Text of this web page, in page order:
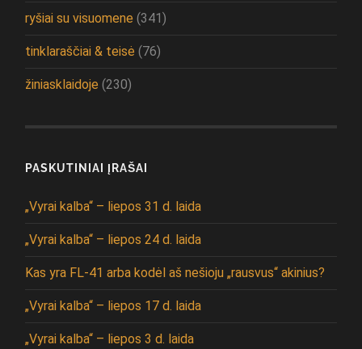
ryšiai su visuomene (341)
tinklaraščiai & teisė (76)
žiniasklaidoje (230)
PASKUTINIAI ĮRAŠAI
„Vyrai kalba“ – liepos 31 d. laida
„Vyrai kalba“ – liepos 24 d. laida
Kas yra FL-41 arba kodėl aš nešioju „rausvus“ akinius?
„Vyrai kalba“ – liepos 17 d. laida
„Vyrai kalba“ – liepos 3 d. laida